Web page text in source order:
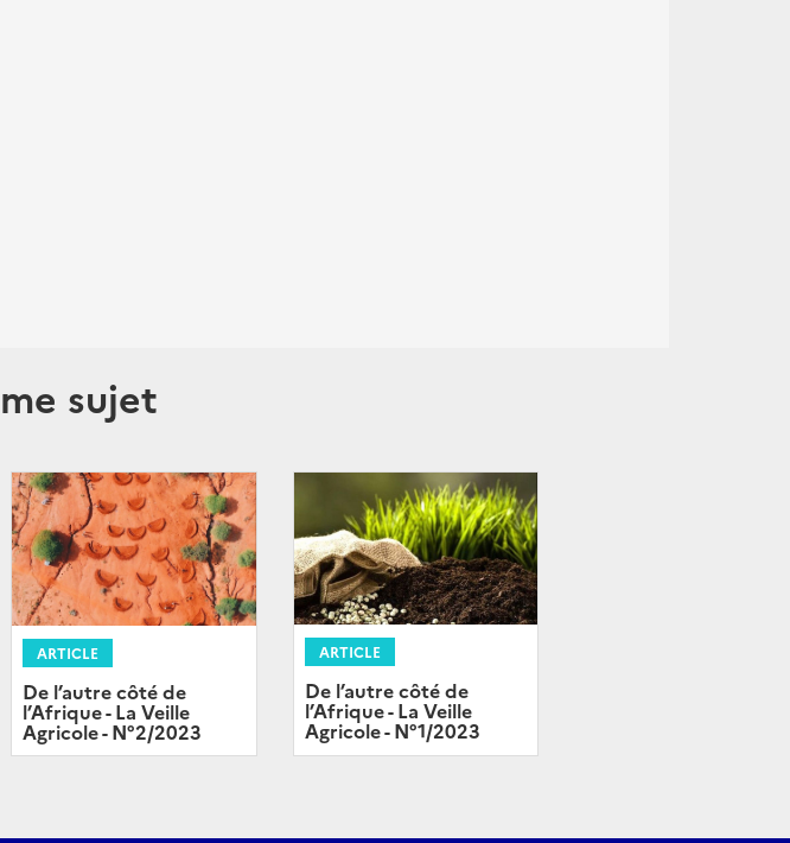
sujet
ARTICLE
De l’autre côté de
l’Afrique - La Veille
Agricole - N°2/2023
ARTICLE
De l’autre côté de
l’Afrique - La Veille
Agricole - N°1/2023